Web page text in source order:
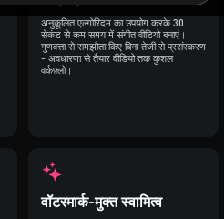
अनुकूलित एल्गोरिदम का उपयोग करके 30
सेकंड से कम समय में संगीत वीडियो बनाएं।
गुणवत्ता से समझौता किए बिना तेजी से प्रसंस्करण
- अवधारणा से तैयार वीडियो तक कुशल
वर्कफ़्लो।
वॉटरमार्क-मुक्त स्वामित्व